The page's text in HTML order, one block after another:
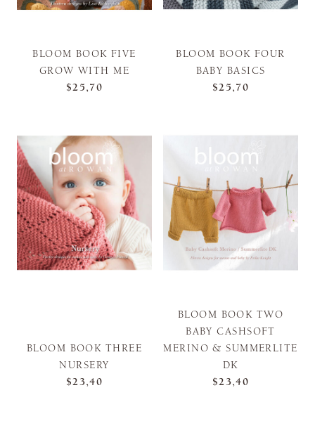
BLOOM BOOK FIVE
GROW WITH ME
$25,70
BLOOM BOOK FOUR
BABY BASICS
$25,70
BLOOM BOOK THREE
NURSERY
$23,40
BLOOM BOOK TWO
BABY CASHSOFT
MERINO & SUMMERLITE
DK
$23,40